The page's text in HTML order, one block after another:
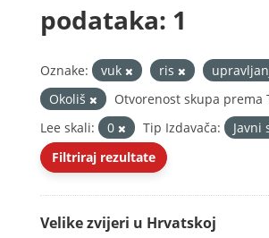
podataka: 1
Oznake: vuk ris
Okoliš
Otvorenost skupa prema
Lee skali:
0 Tip Izdavača:
Javni
Filtriraj rezultate
Velike zvijeri u Hrvatskoj